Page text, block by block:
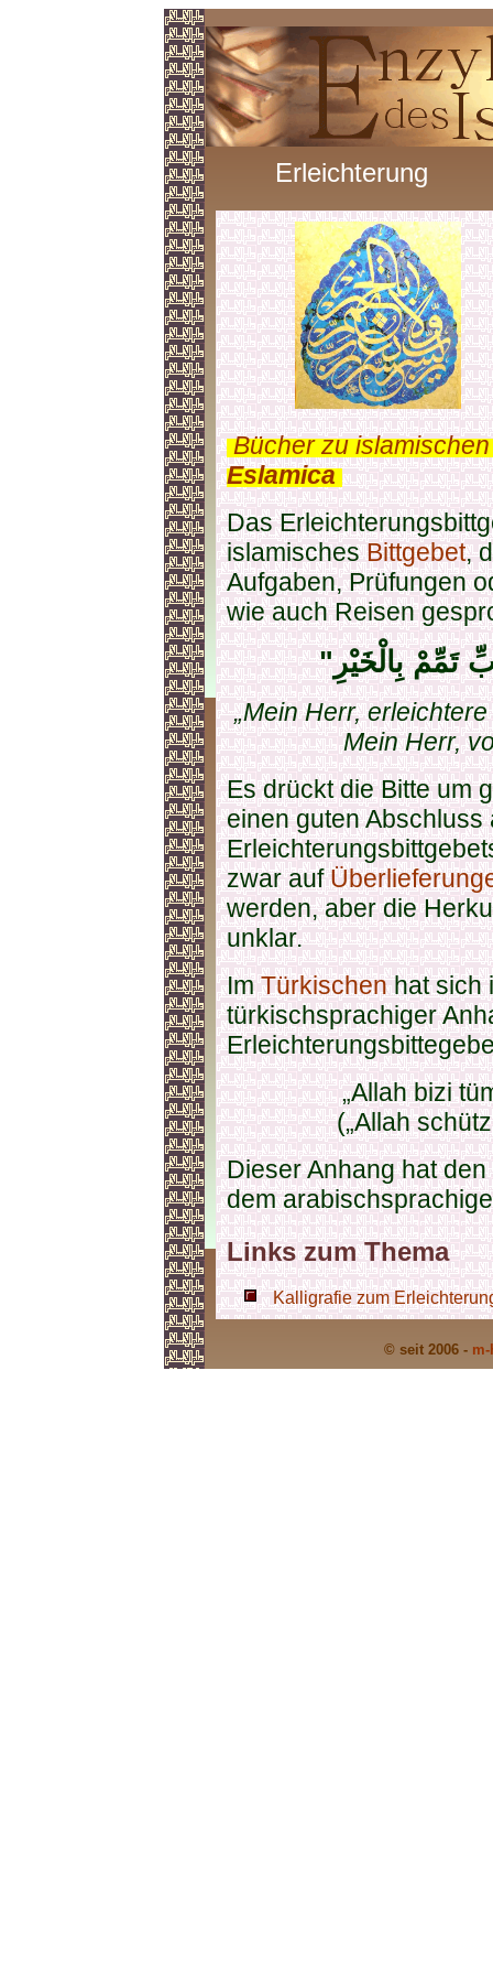
Erleichterung
.Bücher zu
Eslamica.
Das
islamischesBittgebet,
Aufgaben, Prüfungen
wie auch Reisen
„Mein Herr,
Mein Herr,
Es drückt die Bitte um
einen guten
zwar auf
werden, aber die
unklar.
ImTürkischenhat sich
türkischsprachiger
„Allah bizi
(„Allah
Dieser Anhang hat
dem
Links zum Thema
Kalligrafie zum
© seit 2006 -